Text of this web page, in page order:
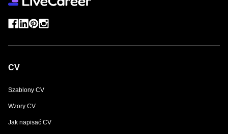
CV
Szablony CV
Wzory CV
Jak napisać CV